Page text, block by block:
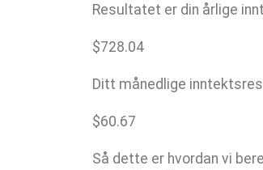
Resultatet er din årlige
$728.04
Ditt månedlige
$60.67
Så dette er hvordan vi